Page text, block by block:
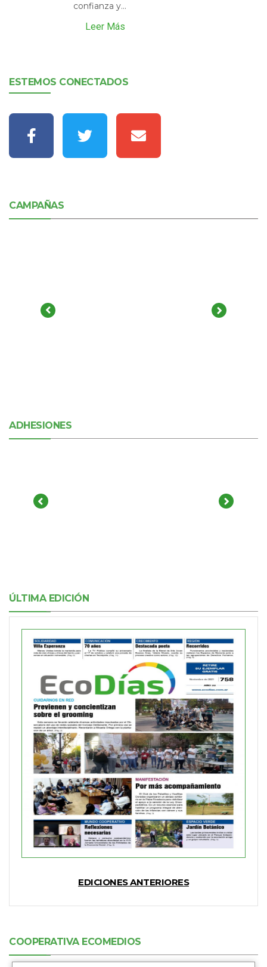
confianza y...
Leer Más
ESTEMOS CONECTADOS
CAMPAÑAS
ADHESIONES
ÚLTIMA EDICIÓN
EDICIONES ANTERIORES
COOPERATIVA ECOMEDIOS